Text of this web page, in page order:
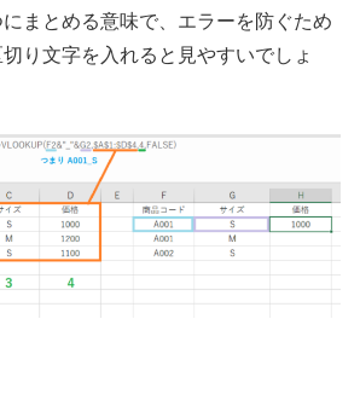
まとめる意味で、エラーを防ぐため
り文字を入れると見やすいでしょ